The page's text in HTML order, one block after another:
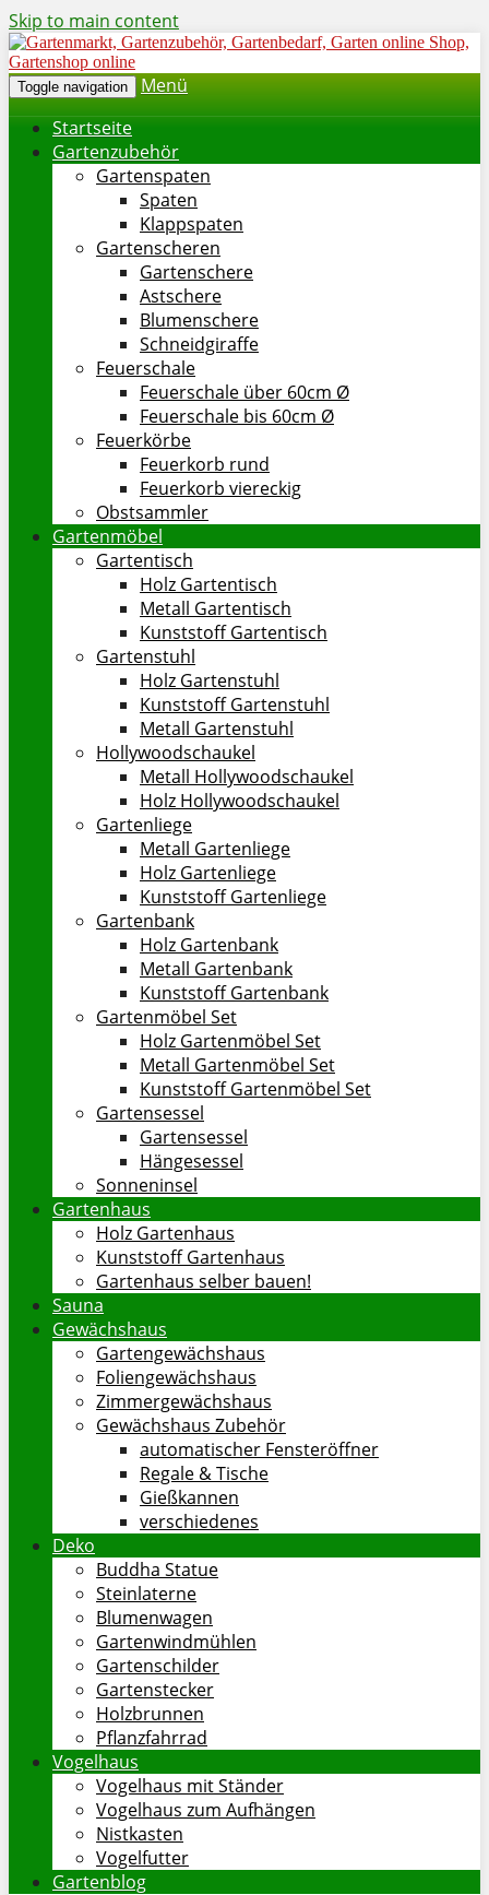
Skip to main content
Toggle navigation
Menü
Startseite
Gartenzubehör
Gartenspaten
Spaten
Klappspaten
Gartenscheren
Gartenschere
Astschere
Blumenschere
Schneidgiraffe
Feuerschale
Feuerschale über 60cm Ø
Feuerschale bis 60cm Ø
Feuerkörbe
Feuerkorb rund
Feuerkorb viereckig
Obstsammler
Gartenmöbel
Gartentisch
Holz Gartentisch
Metall Gartentisch
Kunststoff Gartentisch
Gartenstuhl
Holz Gartenstuhl
Kunststoff Gartenstuhl
Metall Gartenstuhl
Hollywoodschaukel
Metall Hollywoodschaukel
Holz Hollywoodschaukel
Gartenliege
Metall Gartenliege
Holz Gartenliege
Kunststoff Gartenliege
Gartenbank
Holz Gartenbank
Metall Gartenbank
Kunststoff Gartenbank
Gartenmöbel Set
Holz Gartenmöbel Set
Metall Gartenmöbel Set
Kunststoff Gartenmöbel Set
Gartensessel
Gartensessel
Hängesessel
Sonneninsel
Gartenhaus
Holz Gartenhaus
Kunststoff Gartenhaus
Gartenhaus selber bauen!
Sauna
Gewächshaus
Gartengewächshaus
Foliengewächshaus
Zimmergewächshaus
Gewächshaus Zubehör
automatischer Fensteröffner
Regale & Tische
Gießkannen
verschiedenes
Deko
Buddha Statue
Steinlaterne
Blumenwagen
Gartenwindmühlen
Gartenschilder
Gartenstecker
Holzbrunnen
Pflanzfahrrad
Vogelhaus
Vogelhaus mit Ständer
Vogelhaus zum Aufhängen
Nistkasten
Vogelfutter
Gartenblog